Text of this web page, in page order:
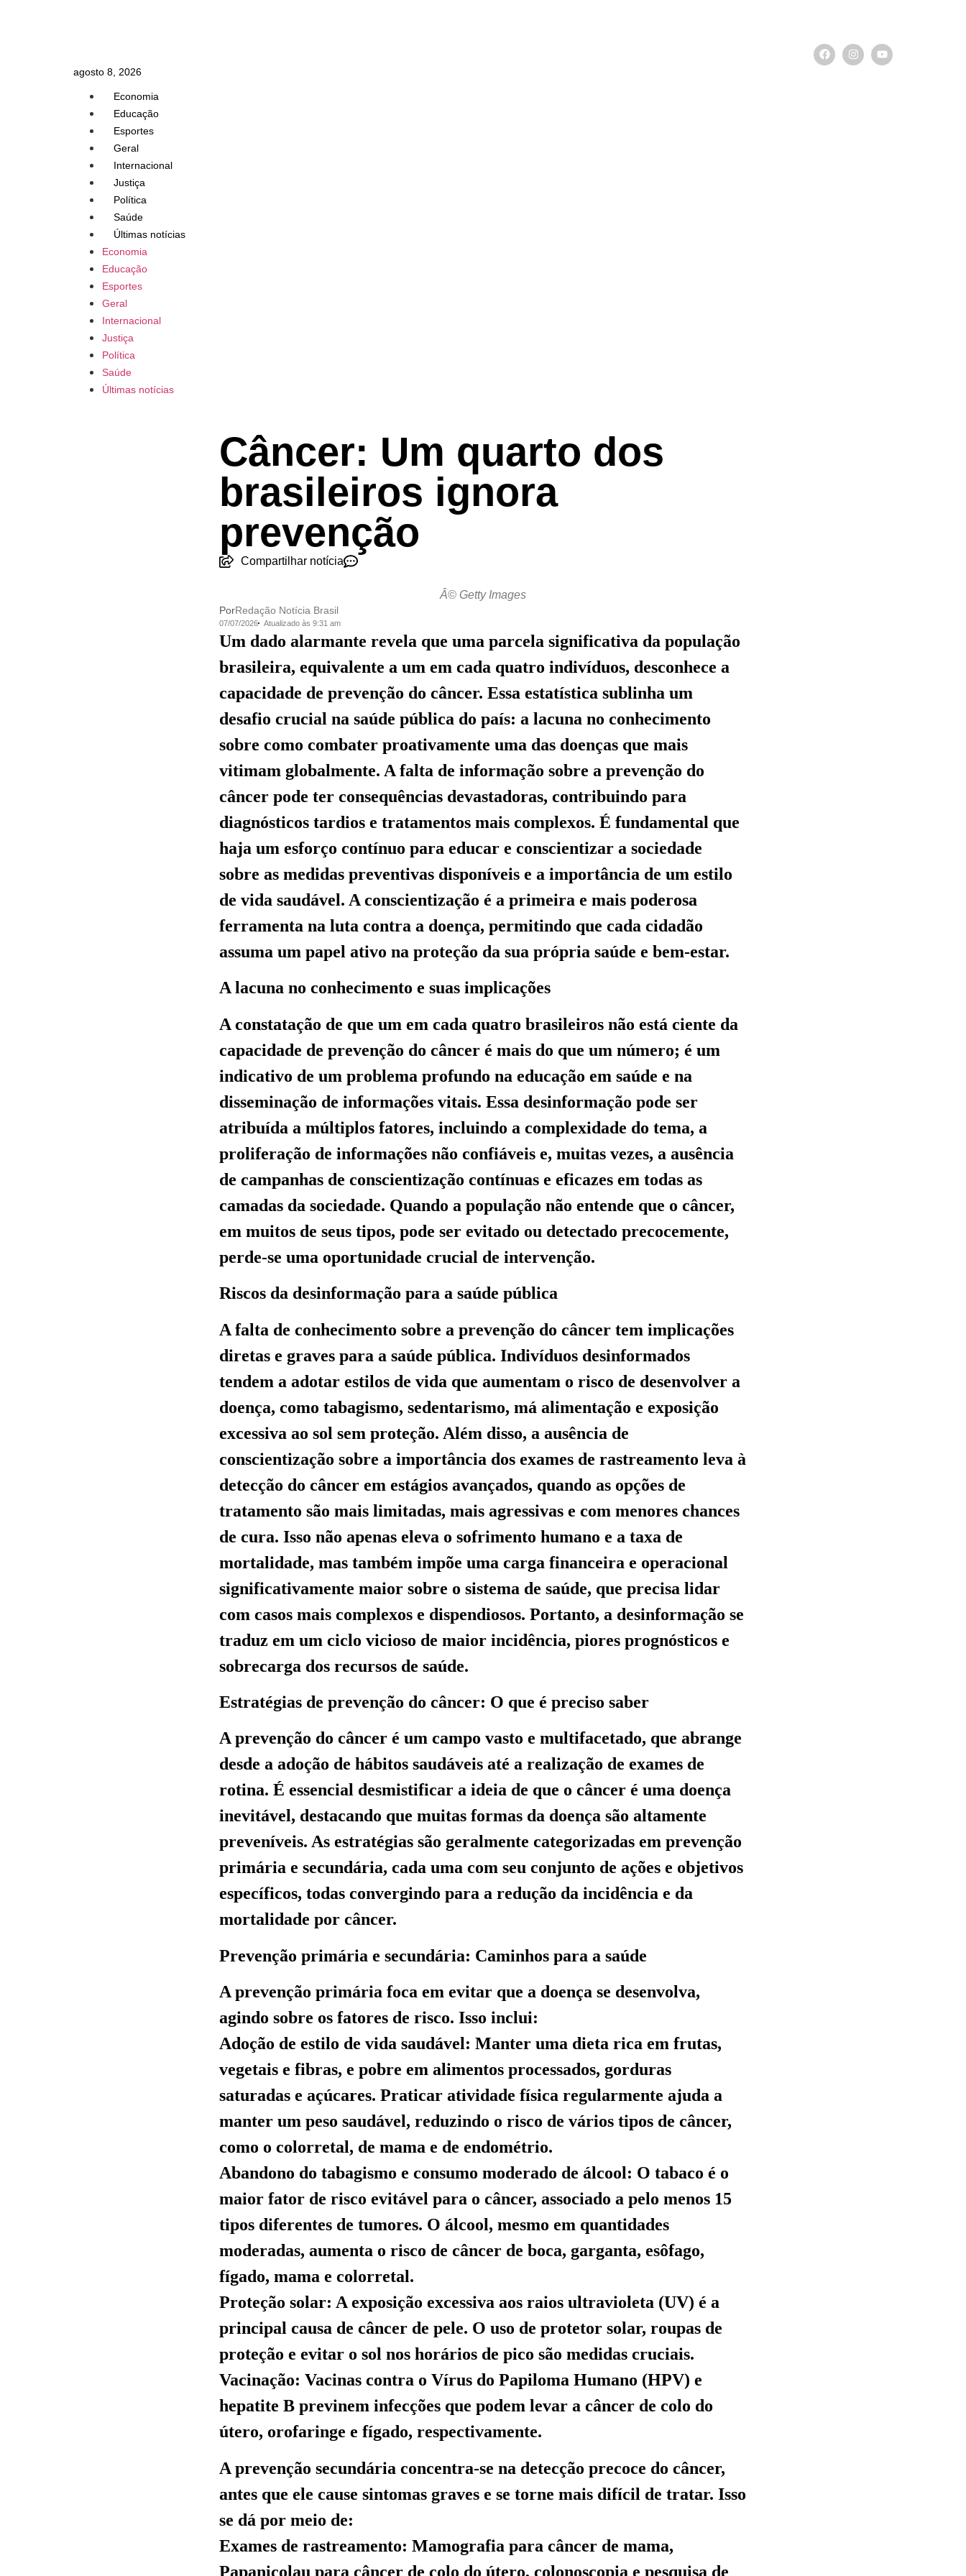
agosto 8, 2026
Economia
Educação
Esportes
Geral
Internacional
Justiça
Política
Saúde
Últimas notícias
Economia
Educação
Esportes
Geral
Internacional
Justiça
Política
Saúde
Últimas notícias
Câncer: Um quarto dos
brasileiros ignora
prevenção
Compartilhar notícia
Â© Getty Images
PorRedação Notícia Brasil
07/07/2026 Atualizado às 9:31 am
Um dado alarmante revela que uma parcela significativa da população
brasileira, equivalente a um em cada quatro indivíduos, desconhece a
capacidade de prevenção do câncer. Essa estatística sublinha um
desafio crucial na saúde pública do país: a lacuna no conhecimento
sobre como combater proativamente uma das doenças que mais
vitimam globalmente. A falta de informação sobre a prevenção do
câncer pode ter consequências devastadoras, contribuindo para
diagnósticos tardios e tratamentos mais complexos. É fundamental que
haja um esforço contínuo para educar e conscientizar a sociedade
sobre as medidas preventivas disponíveis e a importância de um estilo
de vida saudável. A conscientização é a primeira e mais poderosa
ferramenta na luta contra a doença, permitindo que cada cidadão
assuma um papel ativo na proteção da sua própria saúde e bem-estar.
A lacuna no conhecimento e suas implicações
A constatação de que um em cada quatro brasileiros não está ciente da
capacidade de prevenção do câncer é mais do que um número; é um
indicativo de um problema profundo na educação em saúde e na
disseminação de informações vitais. Essa desinformação pode ser
atribuída a múltiplos fatores, incluindo a complexidade do tema, a
proliferação de informações não confiáveis e, muitas vezes, a ausência
de campanhas de conscientização contínuas e eficazes em todas as
camadas da sociedade. Quando a população não entende que o câncer,
em muitos de seus tipos, pode ser evitado ou detectado precocemente,
perde-se uma oportunidade crucial de intervenção.
Riscos da desinformação para a saúde pública
A falta de conhecimento sobre a prevenção do câncer tem implicações
diretas e graves para a saúde pública. Indivíduos desinformados
tendem a adotar estilos de vida que aumentam o risco de desenvolver a
doença, como tabagismo, sedentarismo, má alimentação e exposição
excessiva ao sol sem proteção. Além disso, a ausência de
conscientização sobre a importância dos exames de rastreamento leva à
detecção do câncer em estágios avançados, quando as opções de
tratamento são mais limitadas, mais agressivas e com menores chances
de cura. Isso não apenas eleva o sofrimento humano e a taxa de
mortalidade, mas também impõe uma carga financeira e operacional
significativamente maior sobre o sistema de saúde, que precisa lidar
com casos mais complexos e dispendiosos. Portanto, a desinformação se
traduz em um ciclo vicioso de maior incidência, piores prognósticos e
sobrecarga dos recursos de saúde.
Estratégias de prevenção do câncer: O que é preciso saber
A prevenção do câncer é um campo vasto e multifacetado, que abrange
desde a adoção de hábitos saudáveis até a realização de exames de
rotina. É essencial desmistificar a ideia de que o câncer é uma doença
inevitável, destacando que muitas formas da doença são altamente
preveníveis. As estratégias são geralmente categorizadas em prevenção
primária e secundária, cada uma com seu conjunto de ações e objetivos
específicos, todas convergindo para a redução da incidência e da
mortalidade por câncer.
Prevenção primária e secundária: Caminhos para a saúde
A prevenção primária foca em evitar que a doença se desenvolva,
agindo sobre os fatores de risco. Isso inclui:
Adoção de estilo de vida saudável: Manter uma dieta rica em frutas,
vegetais e fibras, e pobre em alimentos processados, gorduras
saturadas e açúcares. Praticar atividade física regularmente ajuda a
manter um peso saudável, reduzindo o risco de vários tipos de câncer,
como o colorretal, de mama e de endométrio.
Abandono do tabagismo e consumo moderado de álcool: O tabaco é o
maior fator de risco evitável para o câncer, associado a pelo menos 15
tipos diferentes de tumores. O álcool, mesmo em quantidades
moderadas, aumenta o risco de câncer de boca, garganta, esôfago,
fígado, mama e colorretal.
Proteção solar: A exposição excessiva aos raios ultravioleta (UV) é a
principal causa de câncer de pele. O uso de protetor solar, roupas de
proteção e evitar o sol nos horários de pico são medidas cruciais.
Vacinação: Vacinas contra o Vírus do Papiloma Humano (HPV) e
hepatite B previnem infecções que podem levar a câncer de colo do
útero, orofaringe e fígado, respectivamente.
A prevenção secundária concentra-se na detecção precoce do câncer,
antes que ele cause sintomas graves e se torne mais difícil de tratar. Isso
se dá por meio de:
Exames de rastreamento: Mamografia para câncer de mama,
Papanicolau para câncer de colo do útero, colonoscopia e pesquisa de